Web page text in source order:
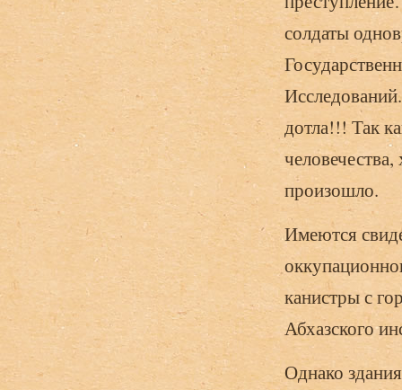
солдаты
дотла!!! Так
произошло.
Имеются
канистры с
Абхазского
Однако